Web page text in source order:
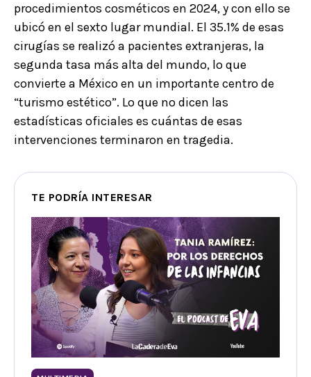
procedimientos cosméticos en 2024, y con ello se
ubicó en el sexto lugar mundial. El 35.1% de esas
cirugías se realizó a pacientes extranjeras, la
segunda tasa más alta del mundo, lo que
convierte a México en un importante centro de
“turismo estético”. Lo que no dicen las
estadísticas oficiales es cuántas de esas
intervenciones terminaron en tragedia.
TE PODRÍA INTERESAR